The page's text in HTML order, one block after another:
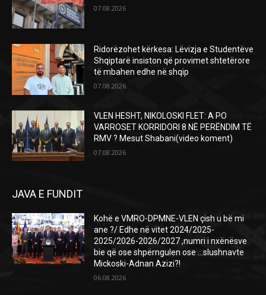
07.08.2026
Ridorëzohet kërkesa: Lëvizja e Studentëve
Shqiptarë insiston që provimet shtetërore
të mbahen edhe në shqip
07.08.2026
VLEN HESHT, NIKOLOSKI FLET: A PO
VARROSET KORRIDORI 8 NË PERËNDIM TË
RMV ? Mesut Shabani(video koment)
07.08.2026
JAVA E FUNDIT
Kohë e VMRO-DPMNE-VLEN çish u bë mi
ane ?/ Edhe në vitet 2024/2025-
2025/2026-2026/2027 ,numri i nxënësve
bie që ose shpërngulen ose …slushnavte
Mickoski-Adnan Azizi?!
06.08.2026